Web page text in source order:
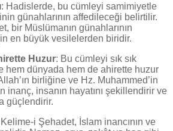
: Hadislerde, bu cümleyi samimiyetle
günahlarının affedileceği belirtilir.
bir Müslümanın günahlarının
en büyük vesilelerden biridir.
Huzur: Bu cümleyi sık sık
hem dünyada hem de ahirette huzur
birliğine ve Hz. Muhammed’in
inanç, insanın hayatını şekillendirir ve
güçlendirir.
i Şehadet, İslam inancının ve